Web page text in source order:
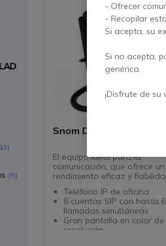
Snom D713
El equipo ideal para la
comunicación, que ofrece un
rendimiento eficaz y
Teléfono IP de oficina
6 cuentas SIP con hasta 6
llamadas simultáneas
Gran pantalla en color
resolución
13
5
- Ofrecer
- Recopilar
Si acepta, su
Si no acepta,
genérica.
¡Disfrute de su